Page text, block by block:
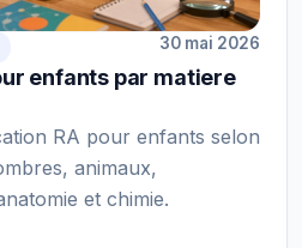
30 mai 2026
enfants par matiere
RA pour enfants selon
animaux,
et chimie.